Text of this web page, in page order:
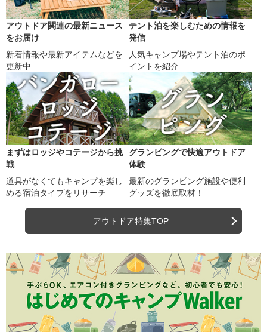
アウトドア関連の最新ニュース
をお届け
新着情報や最新アイテムなどを
更新中
テント泊を楽しむための情報を
発信
人気キャンプ場やテント泊のポ
イントを紹介
まずはロッジやコテージから挑
戦
道具がなくてもキャンプを楽し
める宿泊タイプをリサーチ
グランピングで快適アウトドア
体験
最新のグランピング施設や便利
グッズを徹底取材！
アウトドア特集TOP